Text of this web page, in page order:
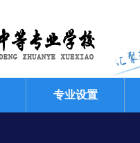
专业设置